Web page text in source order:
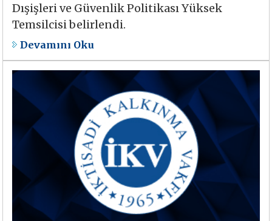
Dışişleri ve Güvenlik Politikası Yüksek
Temsilcisi belirlendi.
Devamını Oku